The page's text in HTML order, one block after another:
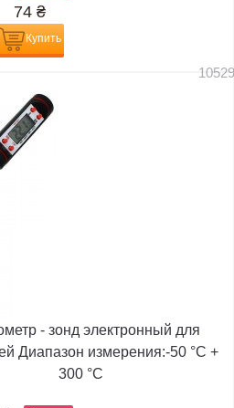
74 ₴
Купить
- зонд электронный для
Диапазон измерения:-50 °C +
300 °C